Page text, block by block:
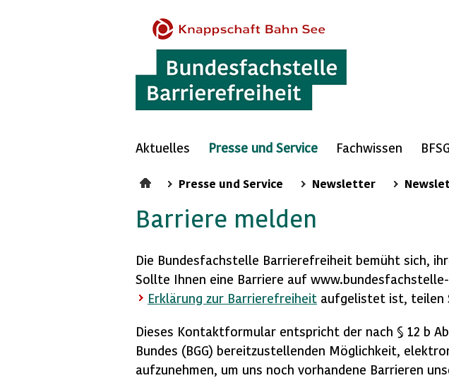
Aktuelles Presse und Service Fachwissen BFSG
Presse und Service Newsletter
Barriere melden
Die Bundesfachstelle Barrierefreiheit bemüht sich,
Sollte Ihnen eine Barriere auf
Erklärung zur Barrierefreiheit aufgelistet ist, teilen
Dieses Kontaktformular entspricht der nach § 12 b
Bundes (BGG) bereitzustellenden Möglichkeit,
aufzunehmen, um uns noch vorhandene Barrieren